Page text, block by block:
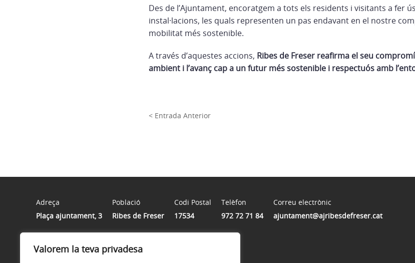
Valorem la teva privadesa
Des de l’Ajuntament, encoratgem a tots els residents i visitants a fer
instal·lacions, les quals representen un pas endavant en el nostre
mobilitat més sostenible.
A través d’aquestes accions, Ribes de Freser reafirma el seu
ambient i l’avanç cap a un futur més sostenible i respectuós amb
< Entrada Anterior
Adreça
Plaça ajuntament, 3
Població
Ribes de Freser
Codi Postal
17534
Telèfon
972 72 71 84
Correu electrònic
ajuntament@ajribesdefreser.cat
Horari